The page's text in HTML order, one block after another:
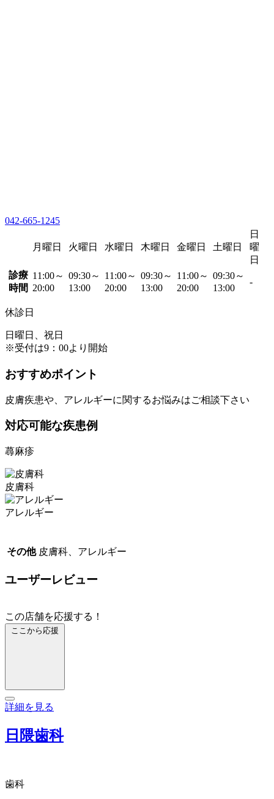
042-665-1245
月曜日 火曜日 水曜日 木曜日 金曜日 土曜日
日
曜
日
診療
時間
11:00～
20:00
09:30～
13:00
11:00～
20:00
09:30～
13:00
11:00～
20:00
09:30～
13:00
-
休診日
日曜日、祝日
※受付は9：00より開始
おすすめポイント
皮膚疾患や、アレルギーに関するお悩みはご相談下さい
対応可能な疾患例
蕁麻疹
皮膚科
アレルギー
その他 皮膚科、アレルギー
ユーザーレビュー
この店舗を応援する！
ここから応援
詳細を見る
日隈歯科
歯科